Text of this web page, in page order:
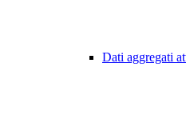
Dati aggregati